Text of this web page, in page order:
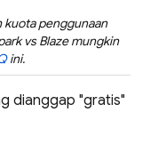
kuota penggunaan
vs Blaze mungkin
ini.
dianggap "gratis"